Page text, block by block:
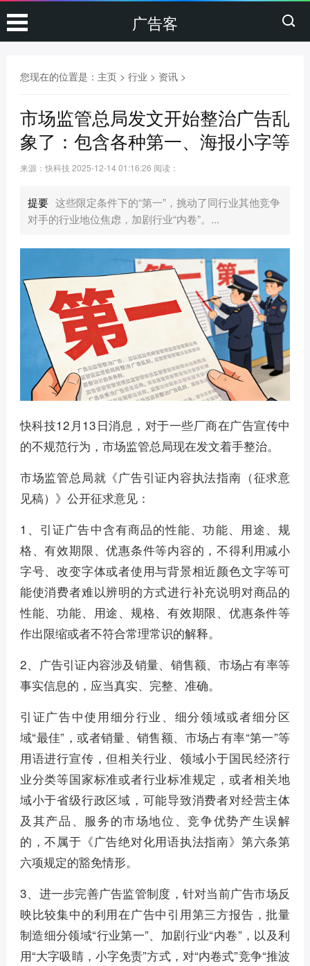
广告客
您现在的位置是： 主页> 行业 > 资讯>
市场监管总局发文开始整治广告乱
象了：包含各种第一、海报小字等
来源：快科技 2025-12-14 01:16:26 阅读：
提要 这些限定条件下的“第一”，挑动了同行业其他竞争
对手的行业地位焦虑，加剧行业“内卷”。...
快科技12月13日消息，对于一些厂商在广告宣传中
的不规范行为，市场监管总局现在发文着手整治。
市场监管总局就《广告引证内容执法指南（征求意
见稿）》公开征求意见：
1、引证广告中含有商品的性能、功能、用途、规
格、有效期限、优惠条件等内容的，不得利用减小
字号、改变字体或者使用与背景相近颜色文字等可
能使消费者难以辨明的方式进行补充说明对商品的
性能、功能、用途、规格、有效期限、优惠条件等
作出限缩或者不符合常理常识的解释。
2、广告引证内容涉及销量、销售额、市场占有率等
事实信息的，应当真实、完整、准确。
引证广告中使用细分行业、细分领域或者细分区
域“最佳”，或者销量、销售额、市场占有率“第一”等
用语进行宣传，但相关行业、领域小于国民经济行
业分类等国家标准或者行业标准规定，或者相关地
域小于省级行政区域，可能导致消费者对经营主体
及其产品、服务的市场地位、竞争优势产生误解
的，不属于《广告绝对化用语执法指南》第六条第
六项规定的豁免情形。
3、进一步完善广告监管制度，针对当前广告市场反
映比较集中的利用在广告中引用第三方报告，批量
制造细分领域“行业第一”、加剧行业“内卷”，以及利
用“大字吸睛，小字免责”方式，对“内卷式”竞争“推波